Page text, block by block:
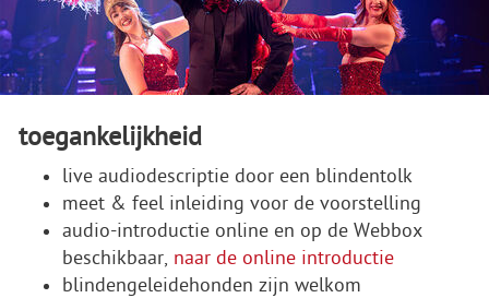
toegankelijkheid
live audiodescriptie door een blindentolk
meet & feel inleiding voor de voorstelling
audio-introductie online en op de Webbox
beschikbaar, naar de online introductie
blindengeleidehonden zijn welkom